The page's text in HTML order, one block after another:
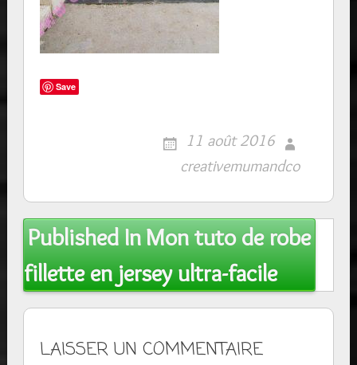
Save
11 août 2016
creativemumandco
Post
navigation
Published InMon tuto de robe
fillette en jersey ultra-facile
LAISSER UN COMMENTAIRE